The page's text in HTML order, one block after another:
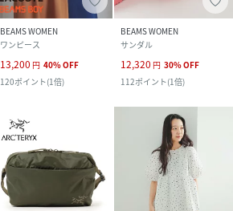
BEAMS WOMEN
ワンピース
13,200 円 40%OFF
120ポイント(1倍)
BEAMS WOMEN
サンダル
12,320 円 30%OFF
112ポイント(1倍)